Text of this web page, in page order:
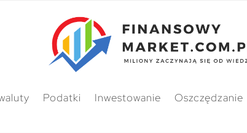
Podatki Inwestowanie Oszczędzanie